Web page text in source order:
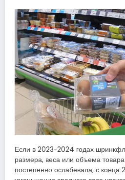
Если в 2023-2024 годах
размера, веса или объема
постепенно ослабевала, с конца